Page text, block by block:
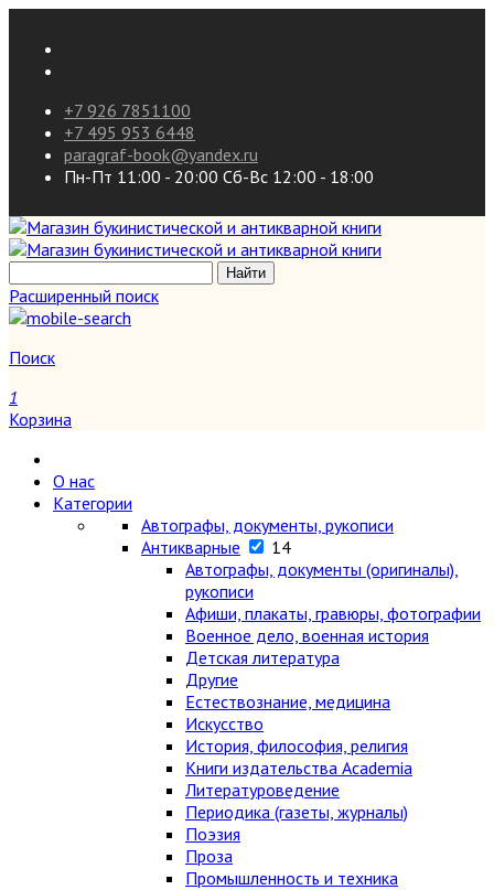
+7 926 7851100
+7 495 953 6448
paragraf-book@yandex.ru
Пн-Пт 11:00 - 20:00 Сб-Вс 12:00 - 18:00
Расширенный поиск
Поиск
1
Корзина
О нас
Категории
Автографы, документы, рукописи
Антикварные
14
Автографы, документы (оригиналы),
рукописи
Афиши, плакаты, гравюры, фотографии
Военное дело, военная история
Детская литература
Другие
Естествознание, медицина
Искусство
История, философия, религия
Книги издательства Academia
Литературоведение
Периодика (газеты, журналы)
Поэзия
Проза
Промышленность и техника